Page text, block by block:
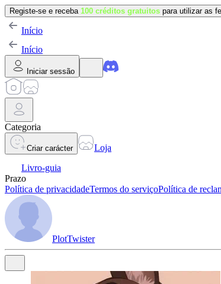
Registe-se e receba 100 créditos gratuitos para utilizar as
Início
Início
Iniciar sessão
Categoria
Criar carácter
Loja
Livro-guia
Prazo
Política de privacidadeTermos do serviçoPolítica de
PlotTwister